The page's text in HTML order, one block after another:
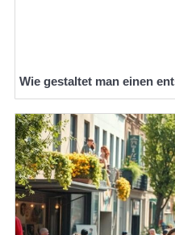
Wie gestaltet man einen